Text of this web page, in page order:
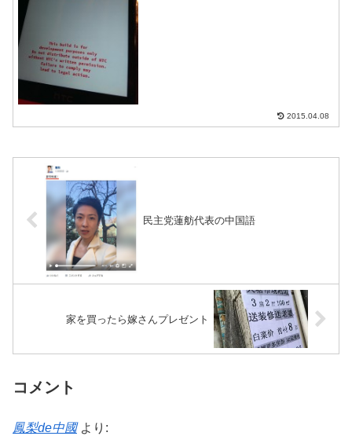
2015.04.08
民主党蓮舫代表の中国語
家を買ったら嫁さんプレゼント
コメント
鳳梨de中國 より: